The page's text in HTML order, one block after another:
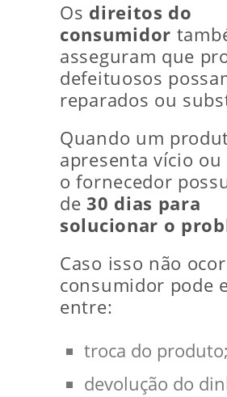
Os direitos do
consumidor
asseguram que
defeituosos
reparados ou
Quando um
apresenta vício ou
o fornecedor
de30 dias para
solucionar o
Caso isso não
consumidor pode
entre:
troca do produto;
devolução do